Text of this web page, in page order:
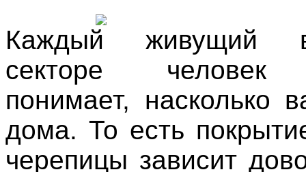
Каждый живущий
секторе человек
понимает, насколько
дома. То есть
черепицы зависит